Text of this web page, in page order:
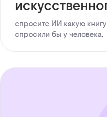
спросите ИИ какую
спросили бы у человека.